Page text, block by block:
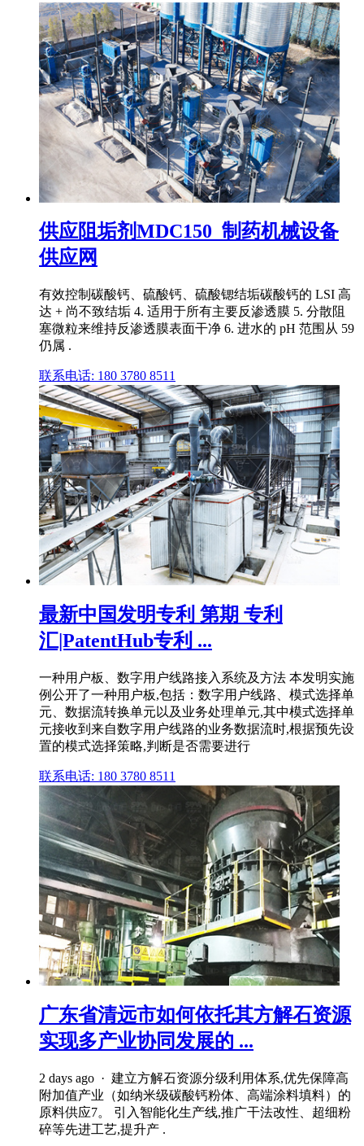
供应阻垢剂MDC150_制药机械设备
供应网
有效控制碳酸钙、硫酸钙、硫酸锶结垢碳酸钙的 LSI 高
达 + 尚不致结垢 4. 适用于所有主要反渗透膜 5. 分散阻
塞微粒来维持反渗透膜表面干净 6. 进水的 pH 范围从 59
仍属 .
联系电话: 180 3780 8511
最新中国发明专利 第期 专利
汇|PatentHub专利 ...
一种用户板、数字用户线路接入系统及方法 本发明实施
例公开了一种用户板,包括：数字用户线路、模式选择单
元、数据流转换单元以及业务处理单元,其中模式选择单
元接收到来自数字用户线路的业务数据流时,根据预先设
置的模式选择策略,判断是否需要进行
联系电话: 180 3780 8511
广东省清远市如何依托其方解石资源
实现多产业协同发展的 ...
2 days ago · 建立方解石资源分级利用体系,优先保障高
附加值产业（如纳米级碳酸钙粉体、高端涂料填料）的
原料供应7。 引入智能化生产线,推广干法改性、超细粉
碎等先进工艺,提升产 .